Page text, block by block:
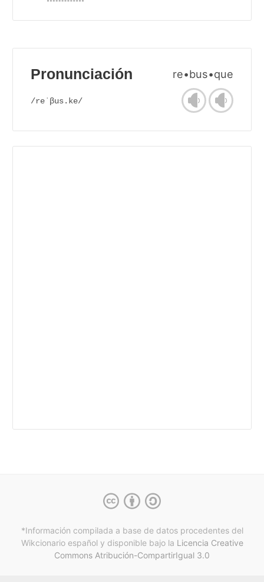
Pronunciación re•bus•que
/reˈβus.ke/
*Información compilada a base de datos procedentes del
Wikcionario español y disponible bajo la Licencia Creative
Commons Atribución-CompartirIgual 3.0